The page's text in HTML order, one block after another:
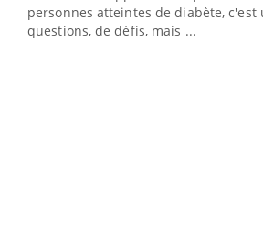
personnes atteintes de diabète, c'est
questions, de défis, mais ...